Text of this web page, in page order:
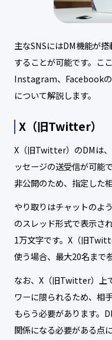
主なSNSにはDM機能が
することが可能です。こ
Instagram、Facebookの
について解説します。
X（旧Twitter）
X（旧Twitter）のDMは
ッセージの送受信が可能
非公開のため、指定した
やり取りはチャットのよ
のスレッド形式で表示さ
1万文字です。X（旧
使う場合、最大20名まで
なお、X（旧Twitter）上
ワーに限られるため、相
もらう必要があります。
関係になる必要がある点